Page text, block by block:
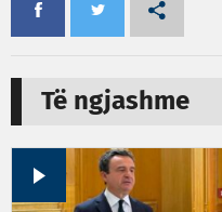
Të ngjashme